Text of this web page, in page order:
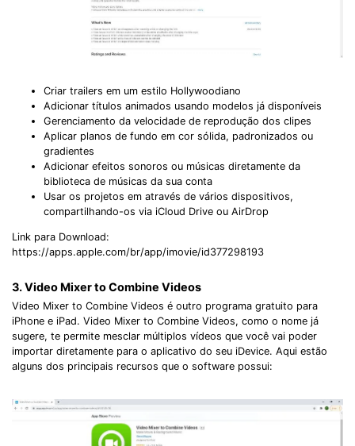
Criar trailers em um estilo Hollywoodiano
Adicionar títulos animados usando modelos já disponíveis
Gerenciamento da velocidade de reprodução dos clipes
Aplicar planos de fundo em cor sólida, padronizados ou
gradientes
Adicionar efeitos sonoros ou músicas diretamente da
biblioteca de músicas da sua conta
Usar os projetos em através de vários dispositivos,
compartilhando-os via iCloud Drive ou AirDrop
Link para Download:
https://apps.apple.com/br/app/imovie/id377298193
3. Video Mixer to Combine Videos
Video Mixer to Combine Videos é outro programa gratuito para
iPhone e iPad. Video Mixer to Combine Videos, como o nome já
sugere, te permite mesclar múltiplos vídeos que você vai poder
importar diretamente para o aplicativo do seu iDevice. Aqui estão
alguns dos principais recursos que o software possui: